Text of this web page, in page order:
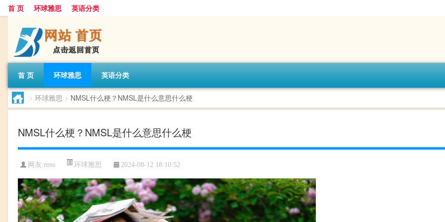
首 页 环球雅思 英语分类
首 页 环球雅思 英语分类
> 环球雅思 > NMSL什么梗？NMSL是什么意思什么梗
NMSL什么梗？NMSL是什么意思什么梗
网友:nms 环球雅思 2024-08-12 18:10:52